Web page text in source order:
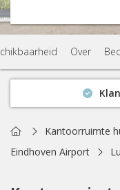
Over
HomeKantoorruimte
Eindhoven Airport